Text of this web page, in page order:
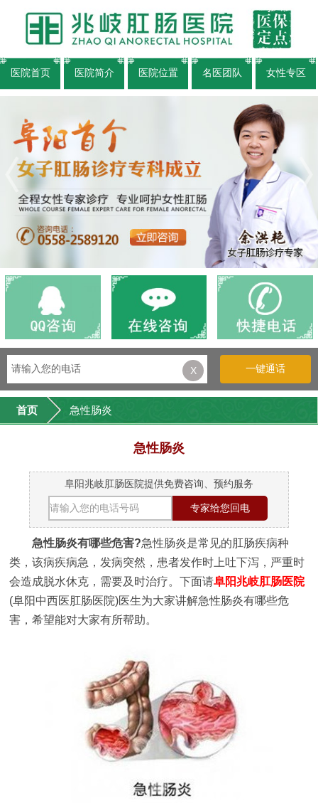
医院首页 医院简介 医院位置 名医团队 女性专区
X 一键通话
首页 急性肠炎
急性肠炎
阜阳兆岐肛肠医院提供免费咨询、预约服务
急性肠炎有哪些危害?急性肠炎是常见的肛肠疾病种
类，该病疾病急，发病突然，患者发作时上吐下泻，严重时
会造成脱水休克，需要及时治疗。下面请阜阳兆岐肛肠医院
(阜阳中西医肛肠医院)医生为大家讲解急性肠炎有哪些危
害，希望能对大家有所帮助。